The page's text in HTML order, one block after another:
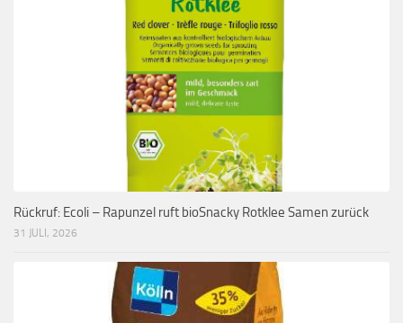
Rückruf: Ecoli – Rapunzel ruft bioSnacky Rotklee Samen zurück
31 JULI, 2026